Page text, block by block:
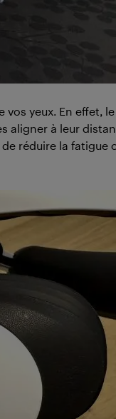
yeux. En effet, le
aligner à leur
réduire la fatigue